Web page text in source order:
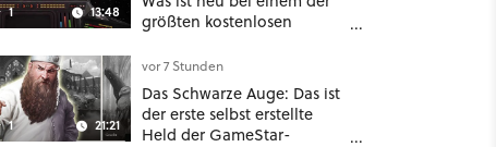
1 13:48
größten kostenlosen
1 21:21
vor 7 Stunden
Das Schwarze Auge: Das ist
der erste selbst erstellte
Held der GameStar-